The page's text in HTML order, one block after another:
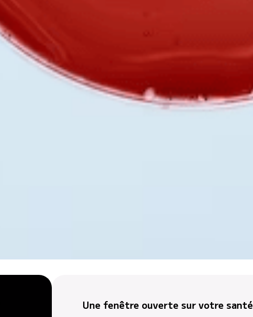
Une fenêtre ouverte sur votre santé